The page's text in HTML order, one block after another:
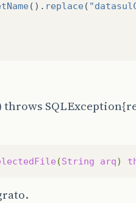
(). replace(
(String arq)